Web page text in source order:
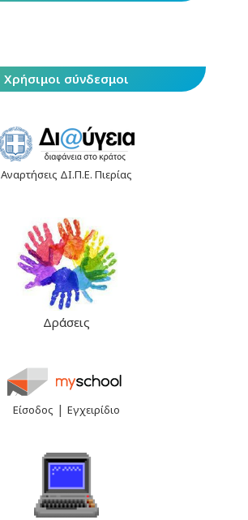
Χρήσιμοι σύνδεσμοι
Αναρτήσεις ΔΙ.Π.Ε. Πιερίας
Δράσεις
Είσοδος | Εγχειρίδιο